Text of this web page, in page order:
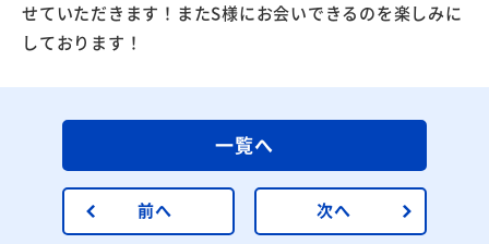
せていただきます！またS様にお会いできるのを楽しみに
しております！
前へ
一覧へ
次へ